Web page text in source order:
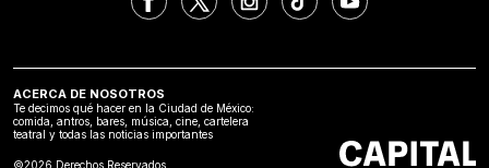
ACERCA DE NOSOTROS
Te decimos qué hacer en la Ciudad de México:
comida, antros, bares, música, cine, cartelera
teatral y todas las noticias importantes
©2026 Derechos Reservados